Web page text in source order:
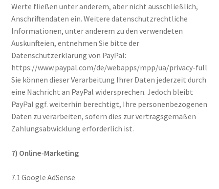
Werte fließen unter anderem, aber nicht ausschließlich,
Anschriftendaten ein. Weitere datenschutzrechtliche
Informationen, unter anderem zu den verwendeten
Auskunfteien, entnehmen Sie bitte der
Datenschutzerklärung von PayPal:
https://www.paypal.com/de/webapps/mpp/ua/privacy-full
Sie können dieser Verarbeitung Ihrer Daten jederzeit durch
eine Nachricht an PayPal widersprechen. Jedoch bleibt
PayPal ggf. weiterhin berechtigt, Ihre personenbezogenen
Daten zu verarbeiten, sofern dies zur vertragsgemäßen
Zahlungsabwicklung erforderlich ist.
7) Online-Marketing
7.1 Google AdSense